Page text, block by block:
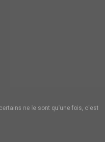
ne le sont qu'une fois, c'est